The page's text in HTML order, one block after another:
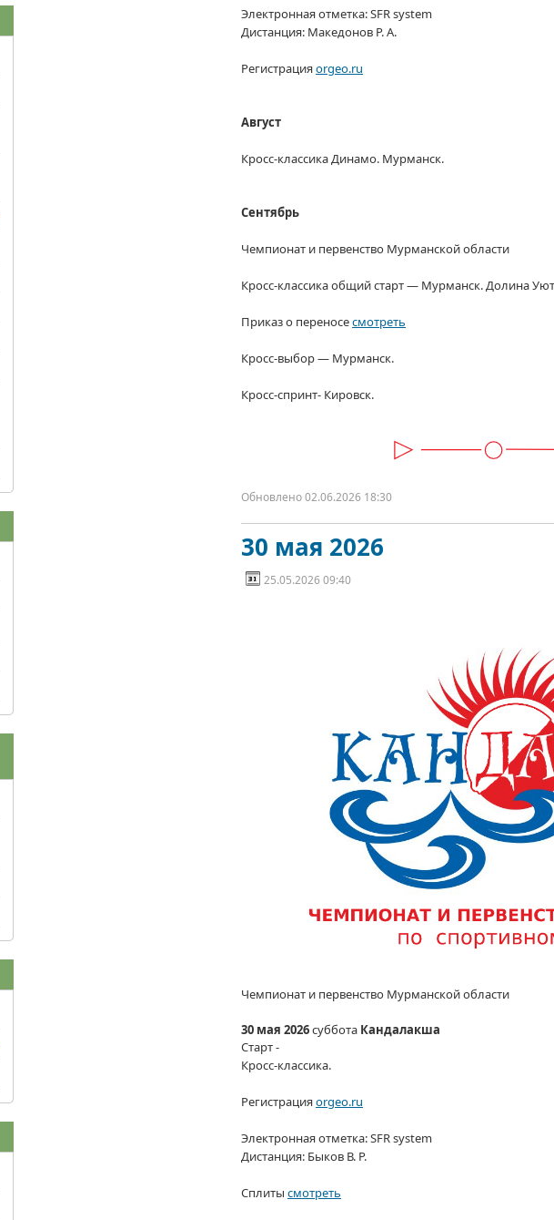
Электронная отметка: SFR system
Дистанция: Македонов Р. А.
Регистрацияorgeo.ru
Август
Кросс-классикаДинамо. Мурманск.
Сентябрь
Чемпионат и первенство Мурманской области
Кросс-классикаобщийстарт — Мурманск.Долина
Приказо переносесмотреть
Кросс-выбор — Мурманск.
Кросс-спринт- Кировск.
Обновлено 02.06.2026 18:30
30 мая 2026
25.05.2026 09:40
Чемпионат и первенство Мурманской области
30 мая 2026суббота Кандалакша
Старт -
Кросс-классика.
Регистрацияorgeo.ru
Электронная отметка: SFR system
Дистанция: Быков В. Р.
Сплиты смотреть